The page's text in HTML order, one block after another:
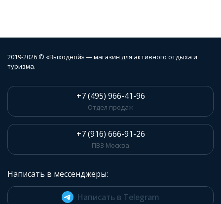
2019-2026 © «Выходной» — магазин для активного отдыха и
туризма.
+7 (495) 966-41-96
Отдел продаж
+7 (916) 666-91-26
ПВЗ Москва
Написать в мессенджеры:
Написать в Telegram